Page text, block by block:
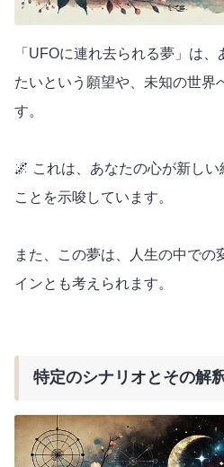
「UFOに連れ去られる夢」は
たいという願望や、未知の世界
す。
🌌 これは、あなたの心が新し
ことを示唆しています。
また、この夢は、人生の中での
インとも考えられます。
特定のシナリオとその解